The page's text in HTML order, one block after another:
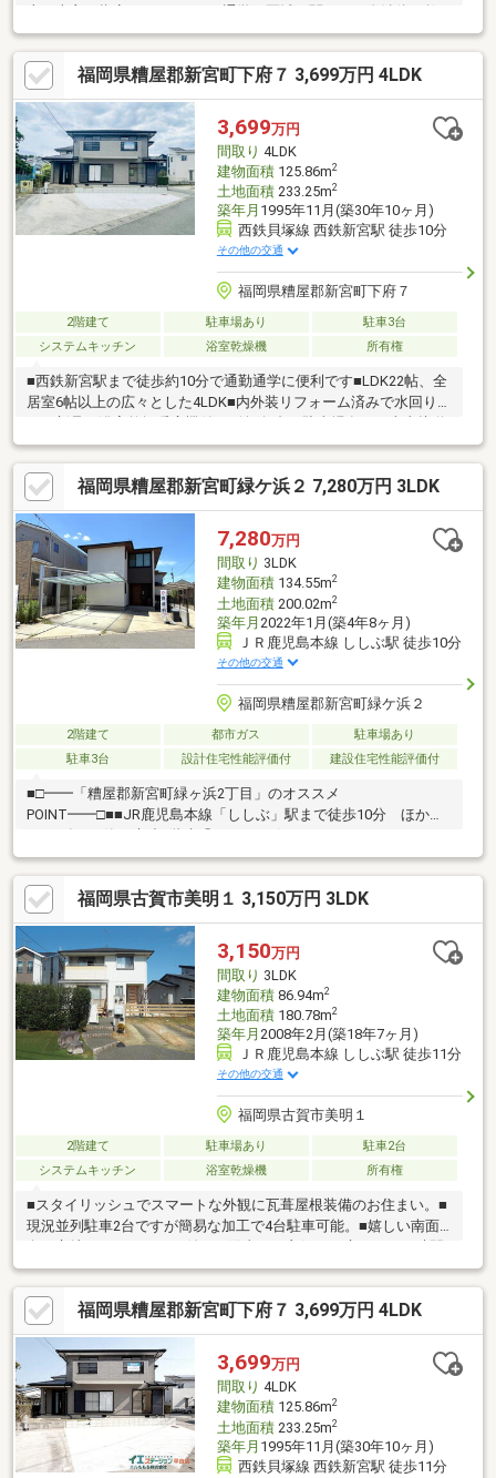
育委員会等にご確認ください。
福岡県糟屋郡新宮町下府７ 3,699万円 4LDK
3,699万円
間取り 4LDK
建物面積125.86m2
土地面積233.25m2
築年月 1995年11月(築30年10ヶ月)
西鉄貝塚線 西鉄新宮駅 徒歩10分
その他の交通
福岡県糟屋郡新宮町下府７
2階建て 駐車場あり
駐車3台
システムキッチン
浴室乾燥機 所有権
■西鉄新宮駅まで徒歩約10分で通勤通学に便利です■LDK22帖、全
居室6帖以上の広々とした4LDK■内外装リフォーム済みで水回りす
のため日当たり良好＊＊＊＊＊＊＊＊物件選びや住宅ローンのこ
と、不動産購入のなんでもココハウスにお気軽にご相談くださ
い！お客様のマイホーム探しをスタートからゴールまでお手伝い
します
福岡県糟屋郡新宮町緑ケ浜２ 7,280万円 3LDK
7,280万円
間取り 3LDK
建物面積134.55m2
土地面積200.02m2
築年月 2022年1月(築4年8ヶ月)
ＪＲ鹿児島本線 ししぶ駅 徒歩10分
その他の交通
福岡県糟屋郡新宮町緑ケ浜２
2階建て 都市ガス
駐車場あり
駐車3台
設計住宅性能評価付 建設住宅性能評価付
■□━━「糟屋郡新宮町緑ヶ浜2丁目」のオススメ
POINT━━□■■JR鹿児島本線「ししぶ」駅まで徒歩10分 ほか
ム、太陽光発電システムが搭載されています。■並列で3台駐車可
能です(車種による)。■リビング・ダイニング・キッチンの3面に
床暖房あり！冷え込む日も快適に過ごせます。■畳コーナーやラ
ウンジなど、多用途で活用できるスペースが設けられています。
■キッチンハウス製のⅡ型キッチンやWボウルの洗面化粧台など、
機能性・デザイン性が備わった設備が採用されています。■WICや
階段下収納など収納豊富◎住空間を広々と使えます。
福岡県古賀市美明１ 3,150万円 3LDK
3,150万円
間取り 3LDK
建物面積86.94m2
土地面積180.78m2
築年月 2008年2月(築18年7ヶ月)
ＪＲ鹿児島本線 ししぶ駅 徒歩11分
その他の交通
福岡県古賀市美明１
2階建て 駐車場あり
駐車2台
システムキッチン
浴室乾燥機 所有権
■スタイリッシュでスマートな外観に瓦葺屋根装備のお住まい。■
現況並列駐車2台ですが簡易な加工で4台駐車可能。■嬉しい南面
を楽しめます。※令和9年5月末以降引渡し可 【周辺施設】・JR鹿
児島本線 ししぶ駅/徒歩約11分・花鶴小学校/徒歩約12分・古賀中
学校/徒歩約28分・ローソン古賀美明1丁目店/徒歩約2分・ドラッ
グコスモス古賀中央店/徒歩約16分・サンリブ古賀/徒歩約22分・
ハローディ新宮中央店/徒歩約23分・サンドラッグ新宮中央店/徒
歩約23分・古賀花鶴丘郵便局/徒歩約10分・播摩公園/徒歩約5分
福岡県糟屋郡新宮町下府７ 3,699万円 4LDK
3,699万円
間取り 4LDK
建物面積125.86m2
土地面積233.25m2
築年月 1995年11月(築30年10ヶ月)
西鉄貝塚線 西鉄新宮駅 徒歩11分